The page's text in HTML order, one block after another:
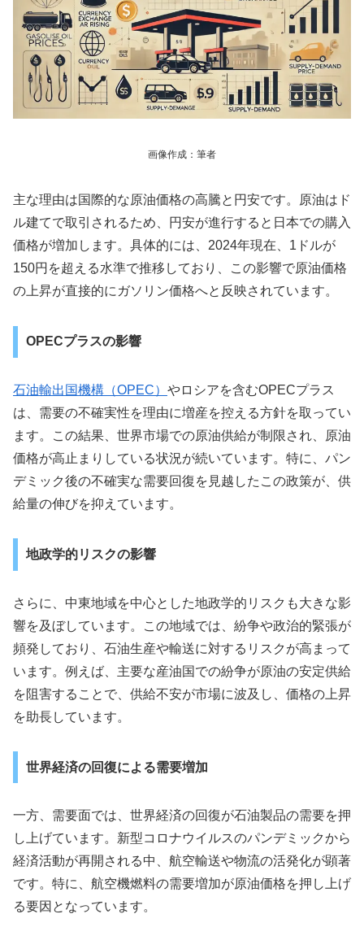
画像作成：筆者
主な理由は国際的な原油価格の高騰と円安です。原油はド
ル建てで取引されるため、円安が進行すると日本での購入
価格が増加します。具体的には、2024年現在、1ドルが
150円を超える水準で推移しており、この影響で原油価格
の上昇が直接的にガソリン価格へと反映されています。
OPECプラスの影響
石油輸出国機構（OPEC） やロシアを含むOPECプラス
は、需要の不確実性を理由に増産を控える方針を取ってい
ます。この結果、世界市場での原油供給が制限され、原油
価格が高止まりしている状況が続いています。特に、パン
デミック後の不確実な需要回復を見越したこの政策が、供
給量の伸びを抑えています。
地政学的リスクの影響
さらに、中東地域を中心とした地政学的リスクも大きな影
響を及ぼしています。この地域では、紛争や政治的緊張が
頻発しており、石油生産や輸送に対するリスクが高まって
います。例えば、主要な産油国での紛争が原油の安定供給
を阻害することで、供給不安が市場に波及し、価格の上昇
を助長しています。
世界経済の回復による需要増加
一方、需要面では、世界経済の回復が石油製品の需要を押
し上げています。新型コロナウイルスのパンデミックから
経済活動が再開される中、航空輸送や物流の活発化が顕著
です。特に、航空機燃料の需要増加が原油価格を押し上げ
る要因となっています。